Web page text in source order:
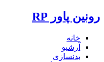
رونین پاور RP
خانه
آرشیو
بدنسازی